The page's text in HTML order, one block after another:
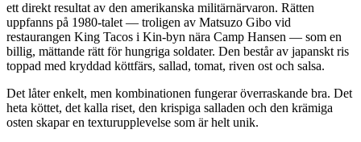
ett direkt resultat av den amerikanska militärnärvaron. Rätten
uppfanns på 1980-talet — troligen av Matsuzo Gibo vid
restaurangen King Tacos i Kin-byn nära Camp Hansen — som en
billig, mättande rätt för hungriga soldater. Den består av japanskt ris
toppad med kryddad köttfärs, sallad, tomat, riven ost och salsa.
Det låter enkelt, men kombinationen fungerar överraskande bra. Det
heta köttet, det kalla riset, den krispiga salladen och den krämiga
osten skapar en texturupplevelse som är helt unik.